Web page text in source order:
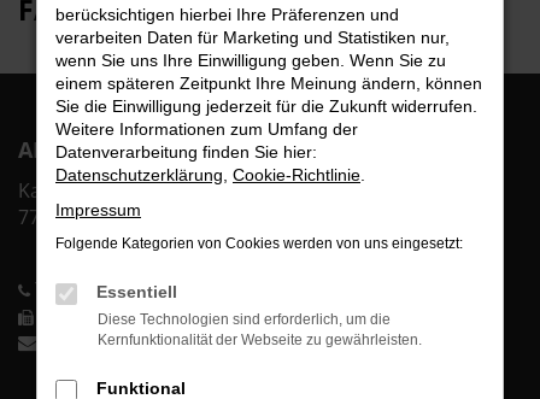
FAHRZEUG-SHOWROOM
AR Auto Roth GmbH
Karl-Bold-Str. 2
77855 Achern
Telefon: 0 78 41-60 00-0
Telefax: 0 78 41-60 00-40
info@auto-roth.de
berücksichtigen hierbei Ihre Präferenzen und
verarbeiten Daten für Marketing und Statistiken nur,
wenn Sie uns Ihre Einwilligung geben. Wenn Sie zu
einem späteren Zeitpunkt Ihre Meinung ändern, können
Sie die Einwilligung jederzeit für die Zukunft widerrufen.
Weitere Informationen zum Umfang der
Datenverarbeitung finden Sie hier:
Datenschutzerklärung Cookie-Richtlinie
Impressum
Folgende Kategorien von Cookies werden von uns eingesetzt:
Essentiell
Diese Technologien sind erforderlich, um die
Kernfunktionalität der Webseite zu gewährleisten.
Funktional